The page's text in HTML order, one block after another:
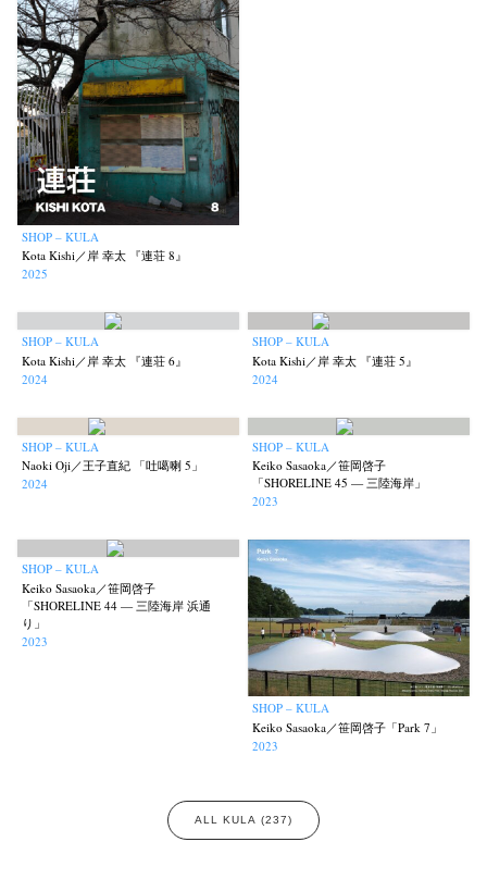
SHOP – KULA
Kota Kishi／岸 幸太 『連荘 8』
2025
SHOP – KULA
Kota Kishi／岸 幸太 『連荘 6』
2024
SHOP – KULA
Kota Kishi／岸 幸太 『連荘 5』
2024
SHOP – KULA
Naoki Oji／王子直紀 「吐噶喇 5」
2024
SHOP – KULA
Keiko Sasaoka／笹岡啓子
「SHORELINE 45 — 三陸海岸」
2023
SHOP – KULA
Keiko Sasaoka／笹岡啓子
「SHORELINE 44 — 三陸海岸 浜通
り」
2023
SHOP – KULA
Keiko Sasaoka／笹岡啓子「Park 7」
2023
ALL KULA (237)